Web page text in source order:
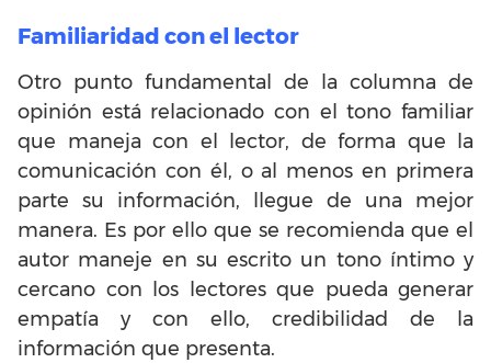
Familiaridad con el lector
Otro punto fundamental de la columna de
opinión está relacionado con el tono familiar
que maneja con el lector, de forma que la
comunicación con él, o al menos en primera
parte su información, llegue de una mejor
manera. Es por ello que se recomienda que el
autor maneje en su escrito un tono íntimo y
cercano con los lectores que pueda generar
empatía y con ello, credibilidad de la
información que presenta.